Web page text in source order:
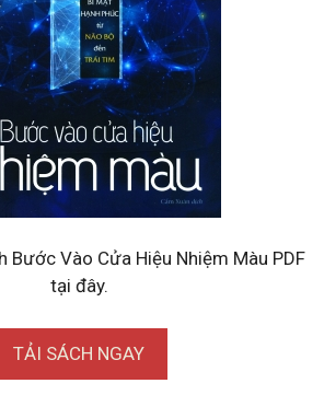
Bước Vào Cửa Hiệu Nhiệm Màu PDF
tại đây.
TẢI SÁCH NGAY